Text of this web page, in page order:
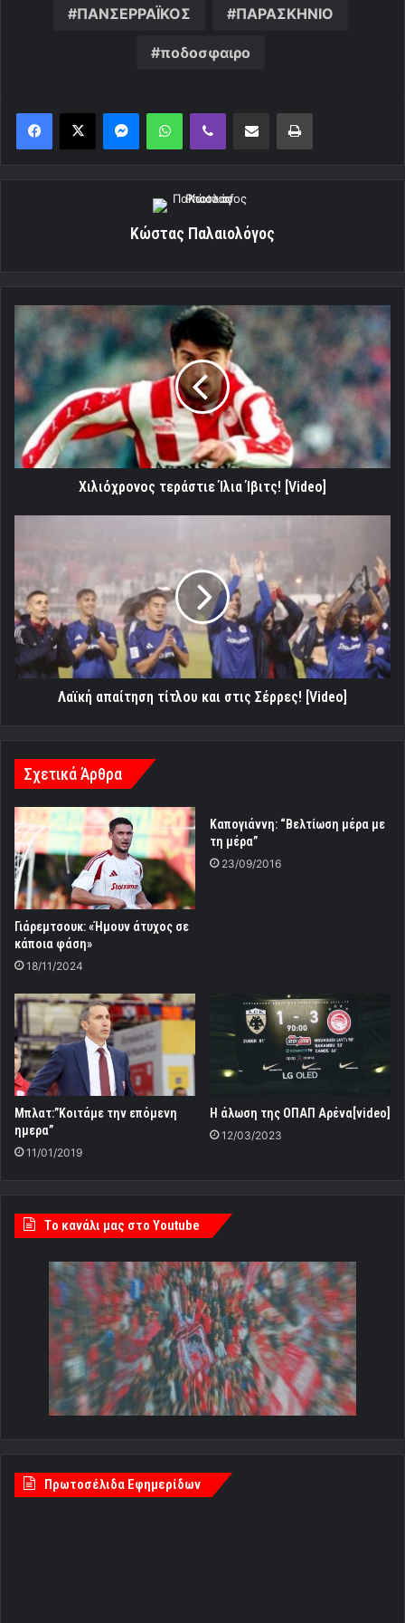
ΠΑΝΣΕΡΡΑΪΚΟΣ ΠΑΡΑΣΚΗΝΙΟ
ποδοσφαιρο
MessengerWhatsAppViber Κοινοποίηση μέσω ηλεκτρονικού ταχυδρομείουΕκτύπωση
Κώστας Παλαιολόγος
Χιλιόχρονος
τεράστιε
Ίλια
Ίβιτς!
[Video]
Χιλιόχρονος τεράστιε Ίλια Ίβιτς! [Video]
και
στις
Σέρρες!
[Video]
Λαϊκή απαίτηση τίτλου και στις Σέρρες! [Video]
Σχετικά Άρθρα
Γιάρεμτσουκ: «Ήμουν άτυχος σε
κάποια φάση»
18/11/2024
Καπογιάννη: “Βελτίωση μέρα με
τη μέρα”
23/09/2016
Μπλατ:”Κοιτάμε την επόμενη
ημερα”
11/01/2019
Η άλωση της ΟΠΑΠ Αρένα[video]
12/03/2023
Tο κανάλι μας στο Youtube
Πρωτοσέλιδα Εφημερίδων